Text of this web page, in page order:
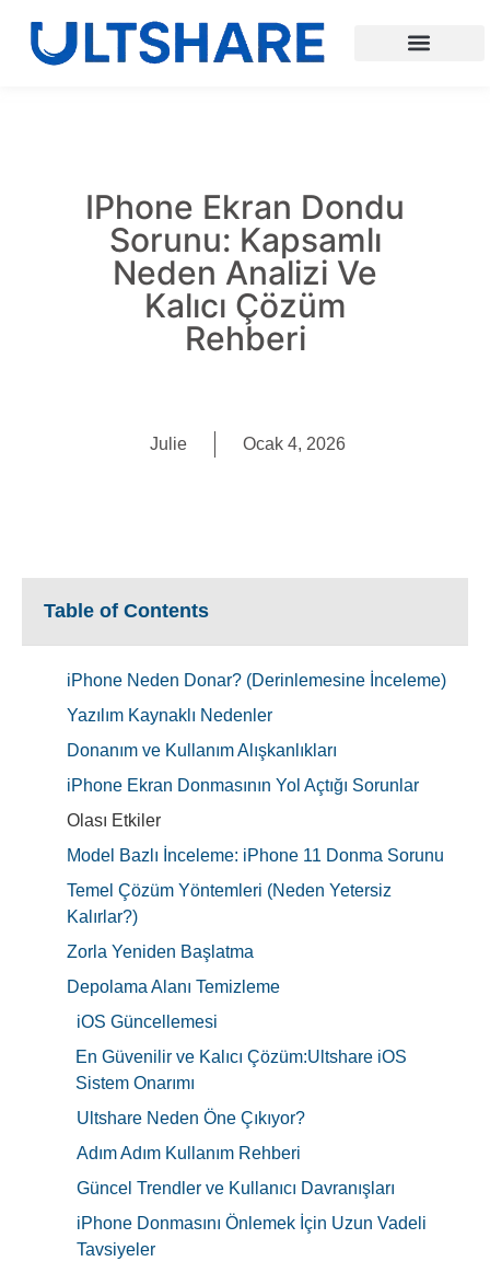
IPhone Ekran Dondu
Sorunu: Kapsamlı
Neden Analizi Ve
Kalıcı Çözüm
Rehberi
Julie Ocak 4, 2026
Table of Contents
iPhone Neden Donar? (Derinlemesine İnceleme)
Yazılım Kaynaklı Nedenler
Donanım ve Kullanım Alışkanlıkları
iPhone Ekran Donmasının Yol Açtığı Sorunlar
Olası Etkiler
Model Bazlı İnceleme: iPhone 11 Donma Sorunu
Temel Çözüm Yöntemleri (Neden Yetersiz
Kalırlar?)
Zorla Yeniden Başlatma
Depolama Alanı Temizleme
iOS Güncellemesi
En Güvenilir ve Kalıcı Çözüm:Ultshare iOS
Sistem Onarımı
Ultshare Neden Öne Çıkıyor?
Adım Adım Kullanım Rehberi
Güncel Trendler ve Kullanıcı Davranışları
iPhone Donmasını Önlemek İçin Uzun Vadeli
Tavsiyeler